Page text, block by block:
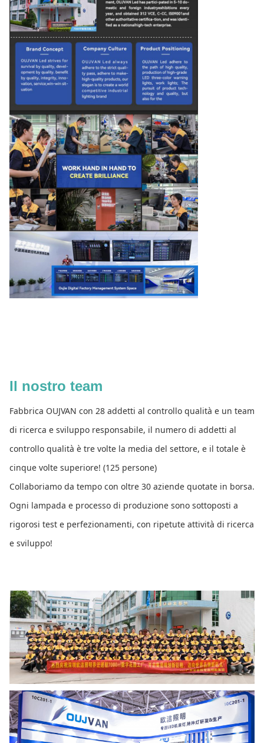
Il nostro team
Fabbrica OUJVAN con 28 addetti al controllo qualità e un team
di ricerca e sviluppo responsabile, il numero di addetti al
controllo qualità è tre volte la media del settore, e il totale è
cinque volte superiore! (125 persone)
Collaboriamo da tempo con oltre 30 aziende quotate in borsa.
Ogni lampada e processo di produzione sono sottoposti a
rigorosi test e perfezionamenti, con ripetute attività di ricerca
e sviluppo!